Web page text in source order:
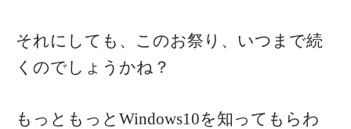
それにしても、このお祭り、いつまで続
くのでしょうかね？
もっともっとWindows10を知ってもらわ